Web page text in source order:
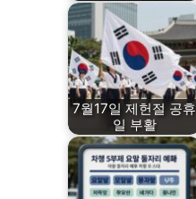
7월17일 제헌절 공휴
일 부활